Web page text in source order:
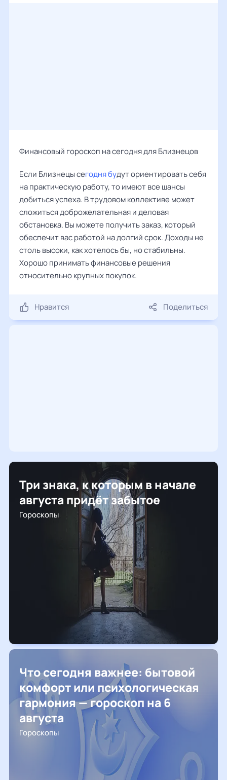
Финансовый гороскоп на сегодня для Близнецов
Если Близнецы сегодня будут ориентировать себя
на практическую работу, то имеют все шансы
добиться успеха. В трудовом коллективе может
сложиться доброжелательная и деловая
обстановка. Вы можете получить заказ, который
обеспечит вас работой на долгий срок. Доходы не
столь высоки, как хотелось бы, но стабильны.
Хорошо принимать финансовые решения
относительно крупных покупок.
Нравится Поделиться
Три знака, к которым в начале
августа придёт забытое
Гороскопы
Что сегодня важнее: бытовой
комфорт или психологическая
гармония — гороскоп на 6
августа
Гороскопы